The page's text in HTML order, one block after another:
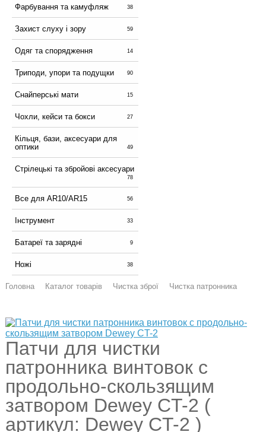
Фарбування та камуфляж 38
Захист слуху і зору 59
Одяг та спорядження 14
Триподи, упори та подущки 90
Снайперські мати 15
Чохли, кейси та бокси 27
Кільця, бази, аксесуари для
оптики
49
Стрілецькі та збройові аксесуари
78
Все для AR10/AR15 56
Інструмент 33
Батареї та зарядні 9
Ножі 38
Головна Каталог товарів Чистка зброї Чистка патронника
Патчи для чистки
патронника винтовок с
продольно-скользящим
затвором Dewey CT-2 (
артикул: Dewey CT-2 )